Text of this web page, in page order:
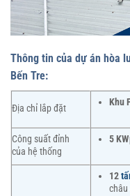
Thông tin của dự án hòa
Bến Tre:
Địa chỉ lắp đặt
Khu
Công suất đỉnh
của hệ thống
5
12
châu